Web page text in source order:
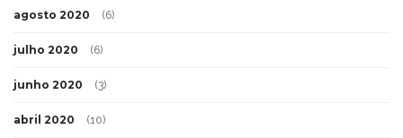
agosto 2020 (6)
julho 2020 (6)
junho 2020 (3)
abril 2020 (10)